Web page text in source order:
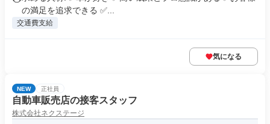
の満足を追求できる ✅...
交通費支給
気になる
NEW 正社員
自動車販売店の接客スタッフ
株式会社ネクステージ